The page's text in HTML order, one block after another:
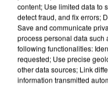
content; Use limited data to
detect fraud, and fix errors;
Save and communicate
process personal data such
following functionalities:
requested; Use precise
other data sources; Link
information transmitted